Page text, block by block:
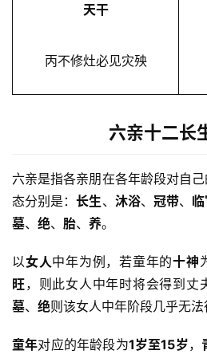
天干
丙不修灶必见灾殃
六亲十二长
六亲是指各亲朋在各年龄段对自
态分别是：长生、 沐浴、 冠带、
墓、 绝、 胎、 养。
以女人中年为例，若童年的十神
旺，则此女人中年时将会得到丈
墓、 绝则该女人中年阶段几乎无法
童年对应的年龄段为1岁至15岁，